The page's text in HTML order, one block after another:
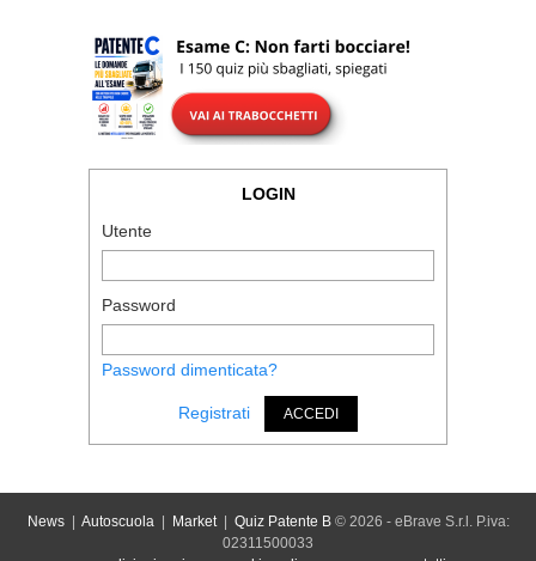
LOGIN
Utente
Password
Password dimenticata?
Registrati ACCEDI
News| Autoscuola| Market| Quiz Patente B© 2026 - eBrave S.r.l. P.iva:
02311500033